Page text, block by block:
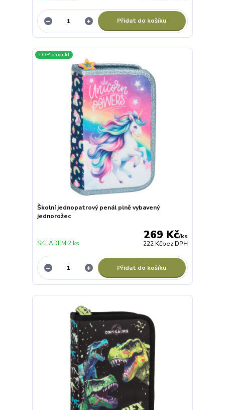
Přidat do košíku
TOP produkt
Školní jednopatrový penál plně vybavený
jednorožec
269 Kč/ks
222 Kčbez DPH
SKLADEM 2 ks
Přidat do košíku